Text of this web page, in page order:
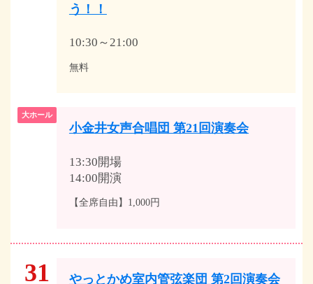
う！！
10:30～21:00
無料
大ホール
小金井女声合唱団 第21回演奏会
13:30開場
14:00開演
【全席自由】1,000円
31 やっとかめ室内管弦楽団 第2回演奏会